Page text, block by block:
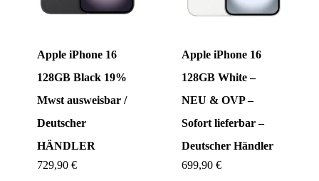
Apple iPhone 16
128GB Black 19%
Mwst ausweisbar /
Deutscher
HÄNDLER
729,90€
Apple iPhone 16
128GB White –
NEU & OVP –
Sofort lieferbar –
Deutscher Händler
699,90€